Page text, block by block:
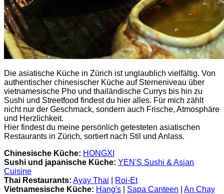
Die asiatische Küche in Zürich ist unglaublich vielfältig. Von
authentischer chinesischer Küche auf Sterneniveau über
vietnamesische Pho und thailändische Currys bis hin zu
Sushi und Streetfood findest du hier alles. Für mich zählt
nicht nur der Geschmack, sondern auch Frische, Atmosphäre
und Herzlichkeit.
Hier findest du meine persönlich getesteten asiatischen
Restaurants in Zürich, sortiert nach Stil und Anlass.
Chinesische Küche: HONGXI
Sushi und japanische Küche: YEN'S Sushi & Asian
Cuisine
Thai Restaurants: Ayay Thai
Roi-Et
Vietnamesische Küche: Hang's Sapa Canteen
An Chay